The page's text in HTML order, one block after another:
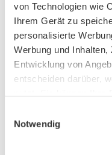
von Technologien wie
Ihrem Gerät zu
personalisierte
Werbung und
Entwicklung von
entscheiden darüber,
Trigger Symbol ändern
Notwendig